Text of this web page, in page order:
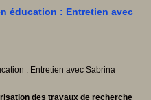
éducation : Entretien avec
des travaux de recherche